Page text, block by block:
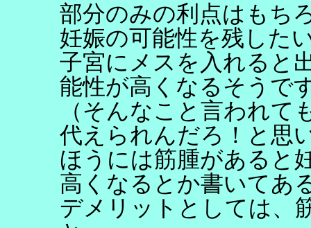
部分のみの利点はもち
妊娠の可能性を残した
子宮にメスを入れると
能性が高くなるそうで
（そんなこと言われて
代えられんだろ！と思
ほうには筋腫があると
高くなるとか書いてあ
デメリットとしては、